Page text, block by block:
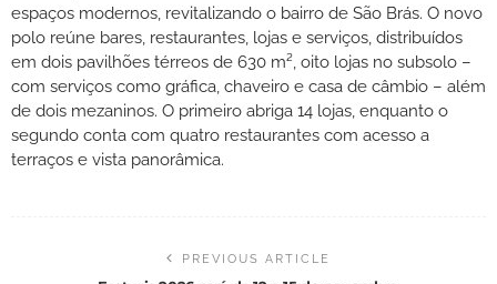
espaços modernos, revitalizando o bairro de São Brás. O novo
polo reúne bares, restaurantes, lojas e serviços, distribuídos
em dois pavilhões térreos de 630 m², oito lojas no subsolo –
com serviços como gráfica, chaveiro e casa de câmbio – além
de dois mezaninos. O primeiro abriga 14 lojas, enquanto o
segundo conta com quatro restaurantes com acesso a
terraços e vista panorâmica.
PREVIOUS ARTICLE